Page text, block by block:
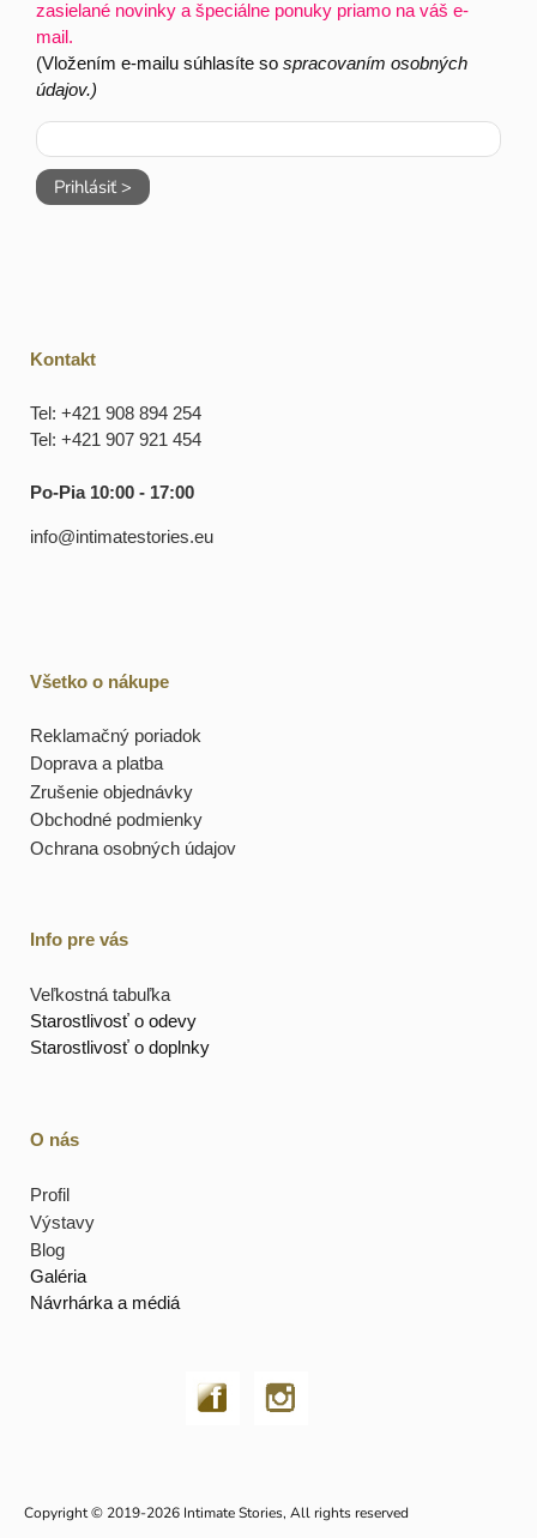
zasielané novinky a špeciálne ponuky priamo na váš e-
mail.
(Vložením e-mailu súhlasíte sospracovaním osobných
údajov.)
Prihlásiť >
Kontakt
Tel: +421 908 894 254
Tel: +421 907 921 454
Po-Pia 10:00 - 17:00
info@intimatestories.eu
Všetko o nákupe
Reklamačný poriadok
Doprava a platba
Zrušenie objednávky
Obchodné podmienky
Ochrana osobných údajov
Info pre vás
Veľkostná tabuľka
Starostlivosť o odevy
Starostlivosť o doplnky
O nás
Profil
Výstavy
Blog
Galéria
Návrhárka a médiá
Copyright © 2019-2026 Intimate Stories, All rights reserved